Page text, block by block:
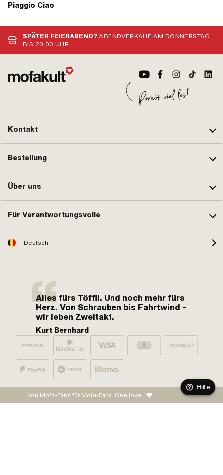
Piaggio Ciao
SPÄTER FEIERABEND?ABENDVERKAUF AM DONNERSTAG
BIS 20:00 UHR
Kontakt
Bestellung
Über uns
Für Verantwortungsvolle
Deutsch
Alles fürs Töffli. Und noch mehr fürs
Herz. Von Schrauben bis Fahrtwind –
wir leben Zweitakt.
Kurt Bernhard
Von Mofa-Fans für Mofa-Fans. One love.
Hilfe